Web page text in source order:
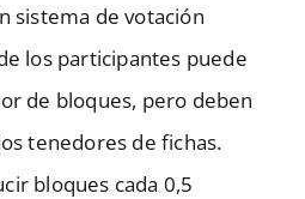
sistema de votación
los participantes puede
de bloques, pero deben
tenedores de fichas.
bloques cada 0,5